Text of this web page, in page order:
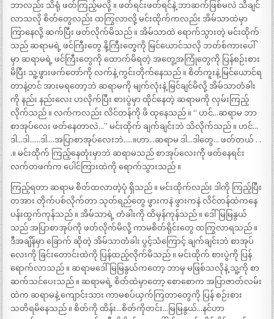
ဘာလည်း သိရုံ ဖတ်ကြည့်မလို့ ။ ဖတ်ရင်းဖတ်ရင်နဲ့ ဘာဆက်ဖြစ်မလဲ သိချင်
လာသလို စိတ်တွေလည်း ထကြွလာလို့ မင်းထိုက်ကလည်း အိမ်သာထဲမှာ
ကြာနေလို့ ဆက်ပြီး ဖတ်လိုက်မိသည် ။ အိမ်သာထဲ ရောက်သွားတဲ့ မင်းထိုက်
သည် ဆရာမရဲ့ ဖင်ကြီးတွေ နို့ကြီးတွေကို မြင်ယောင်သလို ဘတ်စ်ကားပေါ်
မှာ ဆရာမရဲ့ ဖင်ကြီးတွေကို ထောက်မိရတဲ့ အတွေ့အကြုံတွေကို ပြန်စဉ်းစား
မိပြီး သူ့ဖွားဖက်တော်ကို လက်နဲ့ ကွင်းတိုက်နေသည် ။ စိတ်ကူးနဲ့ မြင်ယောင်ရ
တာနဲ့တင် အားမရတော့ဘဲ ဆရာမကို မျက်လုံးနဲ့ မြင်ချင်မိလို့ အိမ်သာတံခါး
ကို နည်း နည်းလေး ဟလိုက်ပြီး စားပွဲမှာ ထိုင်နေတဲ့ ဆရာမကို လှမ်းကြည့်
လိုက်သည် ။ လက်ကလည်း လိင်တန်ကို ဖိ ထုနေသည် ။ “ ဟင်…ဆရာမ ဘာ
စာအုပ်လေး ဖတ်နေတာလဲ…” မင်းထိုက် ချက်ချင်းဘဲ သိလိုက်သည် ။ ဟင်…
ဒါ…ဒါ……ဒါ….အပြာစာအုပ်လေးဘဲ…..။ဟာ…ဆရာမ ဒါ…ဒါတွေ… ဖတ်တယ် . .
.။ မင်းထိုက် ကြည့်နေတုံးမှာဘဲ ဆရာမသည် စာအုပ်လေးကို ဖတ်နေရင်း
လက်တဖက်က ပေါင်ကြားထဲကို ရောက်သွားသည် ။
ကြည့်ရတာ ဆရာမ စိတ်ထလာတဲ့ပုံ ရှိသည် ။ မင်းထိုက်လည်း ဒါကို ကြည့်ပြီး
တအား တိုက်ပစ်လိုက်တာ သုတ်ရည်တွေ ဖွားကနဲ ဖွားကနဲ လိင်တန်ထဲကနေ
ပန်းထွက်ကုန်သည် ။ အိမ်သာရဲ့ တံခါးကို ထိမှန်ကုန်သည် ။ ဒေါ်မြမြနွယ်
သည် အပြာစာအုပ်ကို ဖတ်လိုက်မိလို့ ကာမစိတ်ရိုင်းတွေ ထကြွလာရသည် ။
ဒီအချိန်မှာ ခြောက် ဆိုတဲ့ အိမ်သာတံခါး ပွင့်သံကြောင့် ချက်ချင်းဘဲ စာအုပ်
လေးကို ခြင်းတောင်းထဲကို ပြန်ထည့်လိုက်မိသည် ။ မင်းထိုက် စားပွဲကို ပြန်
ရောက်လာသည် ။ ဆရာမဒေါ်မြမြနွယ်ကတော့ ဘာမှ မဖြစ်သလိုနဲ့ သူ့ကို စာ
ဆက်သင်ပေးသည် ။ ဆရာမရဲ့ စိတ်ထဲမှာတော့ စောစောက အပြာဇာတ်လမ်း
ထဲက ဆရာမနဲ့ ကျောင်းသား ကာမစပ်ယှက်ကြတာတွေကို ပြန် စဉ်းစား
သတိရမိနေသည် ။ စိတ်ကို ထိန်း…စိတ်ကိုတင်း…မြမြနွယ်…နင်ဟာ